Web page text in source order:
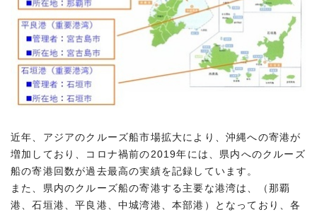
近年、アジアのクルーズ船市場拡大により、沖縄への寄港が
増加しており、コロナ禍前の2019年には、県内へのクルーズ
船の寄港回数が過去最高の実績を記録しています。
また、県内のクルーズ船の寄港する主要な港湾は、（那覇
港、石垣港、平良港、中城湾港、本部港）となっており、各